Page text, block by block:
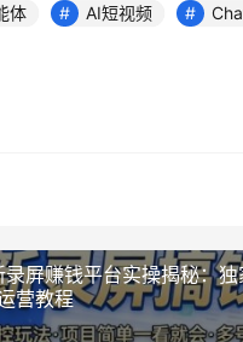
体 AI短视频
屏赚钱平台实操揭秘：
营教程